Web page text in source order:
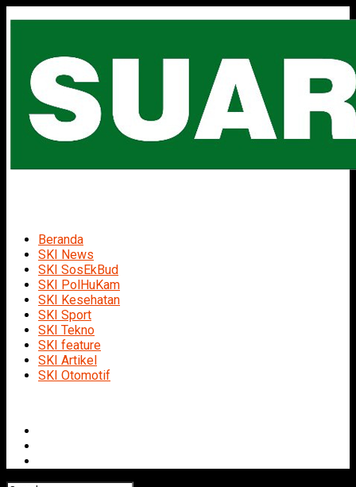
Beranda
SKI News
SKI SosEkBud
SKI PolHuKam
SKI Kesehatan
SKI Sport
SKI Tekno
SKI feature
SKI Artikel
SKI Otomotif